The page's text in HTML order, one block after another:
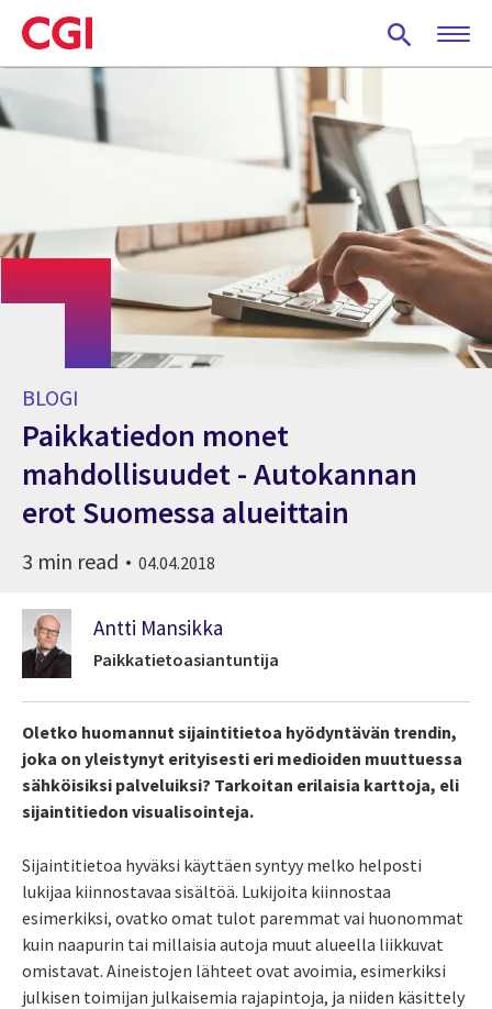
Skip
to
main
BLOGI
Paikkatiedon monet
mahdollisuudet - Autokannan
erot Suomessa alueittain
3 min read 04.04.2018
Antti Mansikka
Paikkatietoasiantuntija
Oletko huomannut sijaintitietoa hyödyntävän trendin,
joka on yleistynyt erityisesti eri medioiden muuttuessa
sähköisiksi palveluiksi? Tarkoitan erilaisia karttoja, eli
sijaintitiedon visualisointeja.
Sijaintitietoa hyväksi käyttäen syntyy melko helposti
lukijaa kiinnostavaa sisältöä. Lukijoita kiinnostaa
esimerkiksi, ovatko omat tulot paremmat vai huonommat
kuin naapurin tai millaisia autoja muut alueella liikkuvat
omistavat. Aineistojen lähteet ovat avoimia, esimerkiksi
julkisen toimijan julkaisemia rajapintoja, ja niiden käsittely